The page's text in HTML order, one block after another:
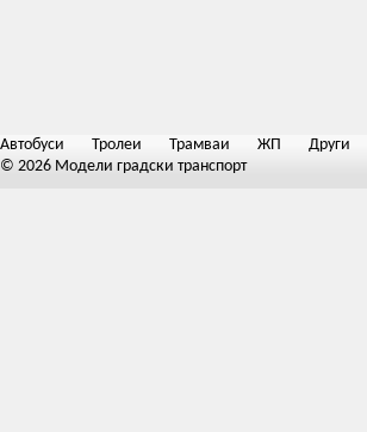
Автобуси Тролеи Трамваи ЖП Други
© 2026 Модели градски транспорт